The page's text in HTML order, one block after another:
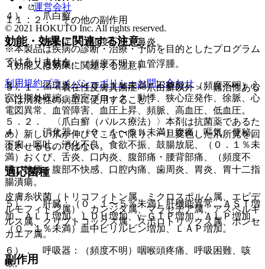
１１．２． その他の副作用
１）． 感染症：（頻度不明）鼻炎。
２）． 過敏症：（頻度不明）血管浮腫。
３）． 循環器：（０．１％未満）不整脈、（頻度不明）心
室性期外収縮、房室ブロック、動悸、狭心症発作、徐脈、心
電図異常、血管障害、血圧上昇、頻脈、高血圧、低血圧。
４）． 消化器：（０．１〜５％未満）腹痛、嘔気、便秘、
下痢、嘔吐、消化不良、食欲不振、鼓腸放屁、（０．１％未
満）おくび、舌炎、口内炎、腹部痛・腰背部痛、（頻度不
明）軟便、腹部不快感、口腔内痛、歯周炎、胃炎、胃十二指
腸潰瘍。
５）． 肝臓：（０．１〜５％未満）肝機能異常、ＡＳＴ増
加、ＡＬＴ増加、ＬＤＨ増加、γ−ＧＴＰ増加、ＡＬＰ増加、
（０．１％未満）血中ビリルビン増加、ＬＡＰ増加。
６）． 呼吸器：（頻度不明）咽喉頭疼痛、呼吸困難、咳
嗽。
４）． 爪白癬。
効能・効果に関連する注意
（効能又は効果に関連する注意）
５．１． 〈表在性皮膚真菌症＜爪白癬以外＞〉難治性ある
いは汎発性の病型に使用すること。
５．２． 〈爪白癬（パルス療法）〉本剤は抗菌薬であるた
め、新しい爪が伸びてこない限り、一旦変色した爪所見を回
復させるものではない。
適応菌種
皮膚糸状菌（トリコフィトン属、ミクロスポルム属、エピデ
ルモフィトン属）、カンジダ属、マラセチア属、アスペルギ
ルス属、クリプトコックス属、スポロトリックス属、ホンセ
カエア属。
副作用
運営会社
© 2021 HOKUTO Inc. All rights reserved.
※本製品は疾病の診断・治療・予防を目的としたプログラム
ではありません。
利用規約プライバシーポリシーお問い合わせ